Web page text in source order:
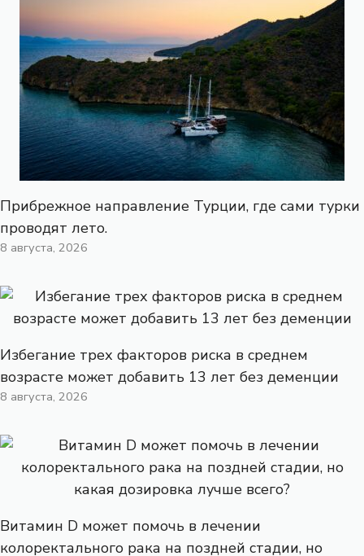
Прибрежное направление Турции, где сами турки
проводят лето.
8 августа, 2026
Избегание трех факторов риска в среднем
возрасте может добавить 13 лет без деменции
8 августа, 2026
Витамин D может помочь в лечении
колоректального рака на поздней стадии, но